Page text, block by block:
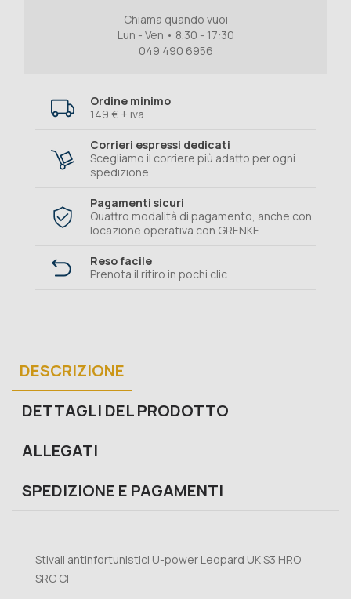
Chiama quando vuoi
Lun - Ven • 8.30 - 17:30
049 490 6956
Ordine minimo
149 € + iva
Corrieri espressi dedicati
Scegliamo il corriere più adatto per ogni
spedizione
Pagamenti sicuri
Quattro modalità di pagamento, anche con
locazione operativa con GRENKE
Reso facile
Prenota il ritiro in pochi clic
DESCRIZIONE
DETTAGLI DEL PRODOTTO
ALLEGATI
SPEDIZIONE E PAGAMENTI
Stivali antinfortunistici U-power Leopard UK S3 HRO
SRC CI